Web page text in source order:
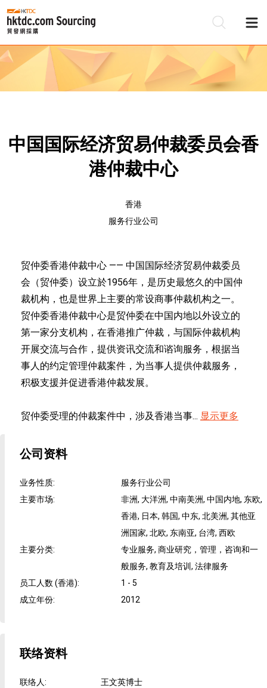
中国国际经济贸易仲裁委员会香
港仲裁中心
香港
服务行业公司
贸仲委香港仲裁中心 —— 中国国际经济贸易仲裁委员
会（贸仲委）设立於1956年，是历史最悠久的中国仲
裁机构，也是世界上主要的常设商事仲裁机构之一。
贸仲委香港仲裁中心是贸仲委在中国内地以外设立的
第一家分支机构，在香港推广仲裁，与国际仲裁机构
开展交流与合作，提供资讯交流和谘询服务，根据当
事人的约定管理仲裁案件，为当事人提供仲裁服务，
积极支援并促进香港仲裁发展。
贸仲委受理的仲裁案件中，涉及香港当事... 显示更多
公司资料
业务性质:
服务行业公司
主要市场:
非洲, 大洋洲, 中南美洲, 中国内地, 东欧,
香港, 日本, 韩国, 中东, 北美洲, 其他亚
洲国家, 北欧, 东南亚, 台湾, 西欧
主要分类:
专业服务, 商业研究，管理，咨询和一
般服务, 教育及培训, 法律服务
员工人数 (香港):
1 - 5
成立年份: 2012
联络资料
联络人:
王文英博士